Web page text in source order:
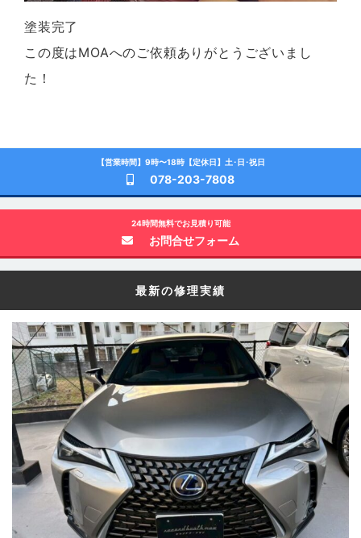
塗装完了
この度はMOAへのご依頼ありがとうございまし
た！
【営業時間】9時〜18時【定休日】土･日･祝日
078-203-7808
24時間無料でお見積り可能
お問合せフォーム
最新の修理実績